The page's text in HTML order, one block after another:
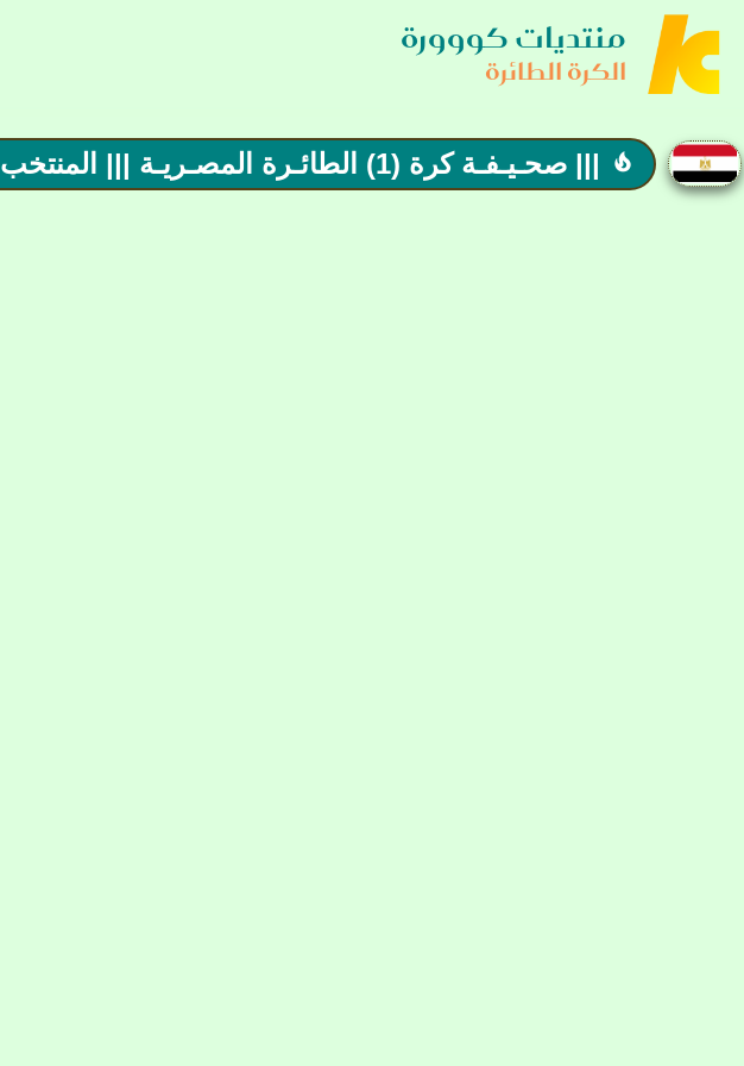
منتديات كووورة
الكرة الطائرة
 ||| صحـيـفـة كرة (1) الطائـرة المصـريـة ||| المنتخب البارالمبي يتوج بلقب كأس العالم